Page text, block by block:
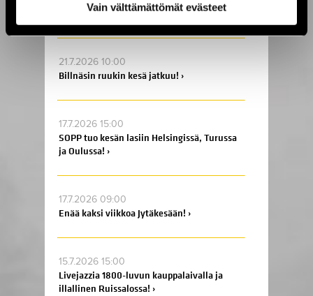
Vain välttämättömät evästeet
tunnelman Finlandia-taloon ›
21.7.2026 10:00
Billnäsin ruukin kesä jatkuu! ›
17.7.2026 15:00
SOPP tuo kesän lasiin Helsingissä, Turussa
ja Oulussa! ›
17.7.2026 09:00
Enää kaksi viikkoa Jytäkesään! ›
15.7.2026 15:00
Livejazzia 1800-luvun kauppalaivalla ja
illallinen Ruissalossa! ›